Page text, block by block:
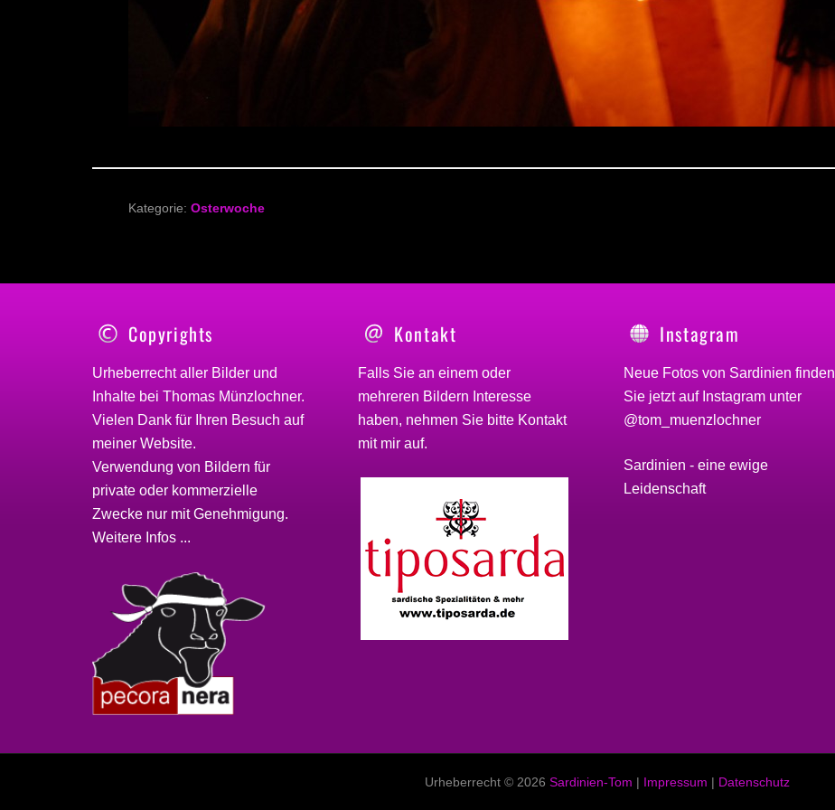
Kategorie: Osterwoche
Copyrights
Urheberrecht aller Bilder und
Inhalte bei Thomas Münzlochner.
Vielen Dank für Ihren Besuch auf
meiner Website.
Verwendung von Bildern für
private oder kommerzielle
Zwecke nur mit Genehmigung.
Weitere Infos ...
Kontakt
Falls Sie an einem oder
mehreren Bildern Interesse
haben, nehmen Sie bitte Kontakt
mit mir auf.
Instagram
Neue Fotos von Sardinien finden
Sie jetzt auf Instagram unter
@tom_muenzlochner
Sardinien - eine ewige
Leidenschaft
Urheberrecht © 2026 Sardinien-Tom | Impressum | Datenschutz